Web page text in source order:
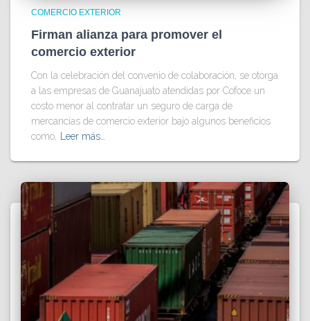
COMERCIO EXTERIOR
Firman alianza para promover el
comercio exterior
Con la celebración del convenio de colaboración, se otorga
a las empresas de Guanajuato atendidas por Cofoce un
costo menor al contratar un seguro de carga de
mercancías de comercio exterior bajo algunos beneficios
como, Leer más…